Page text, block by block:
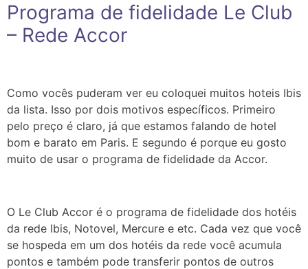
Programa de fidelidade Le Club
– Rede Accor
Como vocês puderam ver eu coloquei muitos hoteis Ibis
da lista. Isso por dois motivos específicos. Primeiro
pelo preço é claro, já que estamos falando de hotel
bom e barato em Paris. E segundo é porque eu gosto
muito de usar o programa de fidelidade da Accor.
O Le Club Accor é o programa de fidelidade dos hotéis
da rede Ibis, Notovel, Mercure e etc. Cada vez que você
se hospeda em um dos hotéis da rede você acumula
pontos e também pode transferir pontos de outros